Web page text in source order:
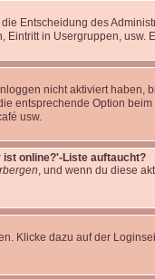
Entscheidung des
Eintritt in Usergruppen,
nicht aktiviert haben,
entsprechende Option
usw.
ist online?'-Liste auftaucht?
, und wenn du diese
Klicke dazu auf der